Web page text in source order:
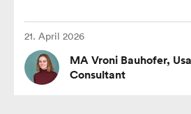
21. April 2026
MA Vroni Bauhofer,
Consultant